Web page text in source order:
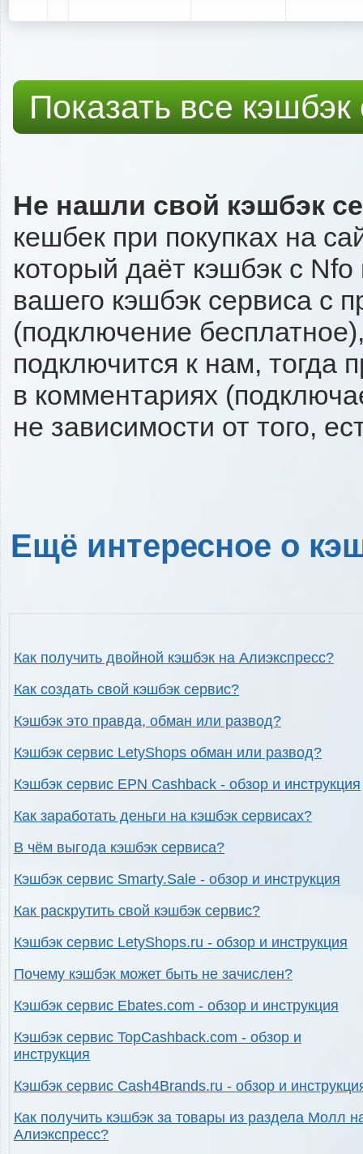
Показать все
Не нашли свой кэшбэк
кешбек при покупках на
который даёт кэшбэк с
вашего кэшбэк сервиса с
(подключение
подключится к нам, тогда
в комментариях
не зависимости от того,
Ещё интересное о
Как получить двойной кэшбэк на Алиэкспресс?
Как создать свой кэшбэк сервис?
Кэшбэк это правда, обман или развод?
Кэшбэк сервис LetyShops обман или развод?
Кэшбэк сервис EPN Cashback - обзор и инструкция
Как заработать деньги на кэшбэк сервисах?
В чём выгода кэшбэк сервиса?
Кэшбэк сервис Smarty.Sale - обзор и инструкция
Как раскрутить свой кэшбэк сервис?
Кэшбэк сервис LetyShops.ru - обзор и инструкция
Почему кэшбэк может быть не зачислен?
Кэшбэк сервис Ebates.com - обзор и инструкция
Кэшбэк сервис TopCashback.com - обзор и
инструкция
Кэшбэк сервис Cash4Brands.ru - обзор и
Как получить кэшбэк за товары из раздела Молл
Алиэкспресс?